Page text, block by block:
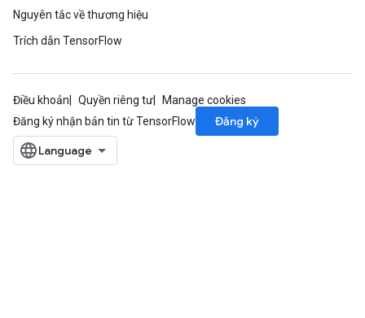
Nguyên tắc về thương hiệu
Trích dẫn TensorFlow
Điều khoản Quyền riêng tư
Manage cookies
Đăng ký nhận bản tin từ TensorFlow
Đăng ký